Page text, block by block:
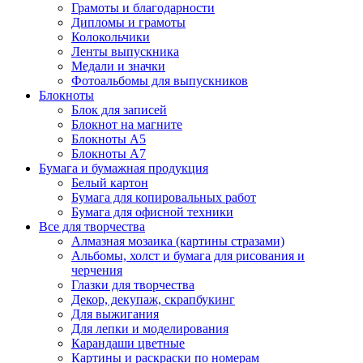
Грамоты и благодарности
Дипломы и грамоты
Колокольчики
Ленты выпускника
Медали и значки
Фотоальбомы для выпускников
Блокноты
Блок для записей
Блокнот на магните
Блокноты А5
Блокноты А7
Бумага и бумажная продукция
Белый картон
Бумага для копировальных работ
Бумага для офисной техники
Все для творчества
Алмазная мозаика (картины стразами)
Альбомы, холст и бумага для рисования и
черчения
Глазки для творчества
Декор, декупаж, скрапбукинг
Для выжигания
Для лепки и моделирования
Карандаши цветные
Картины и раскраски по номерам